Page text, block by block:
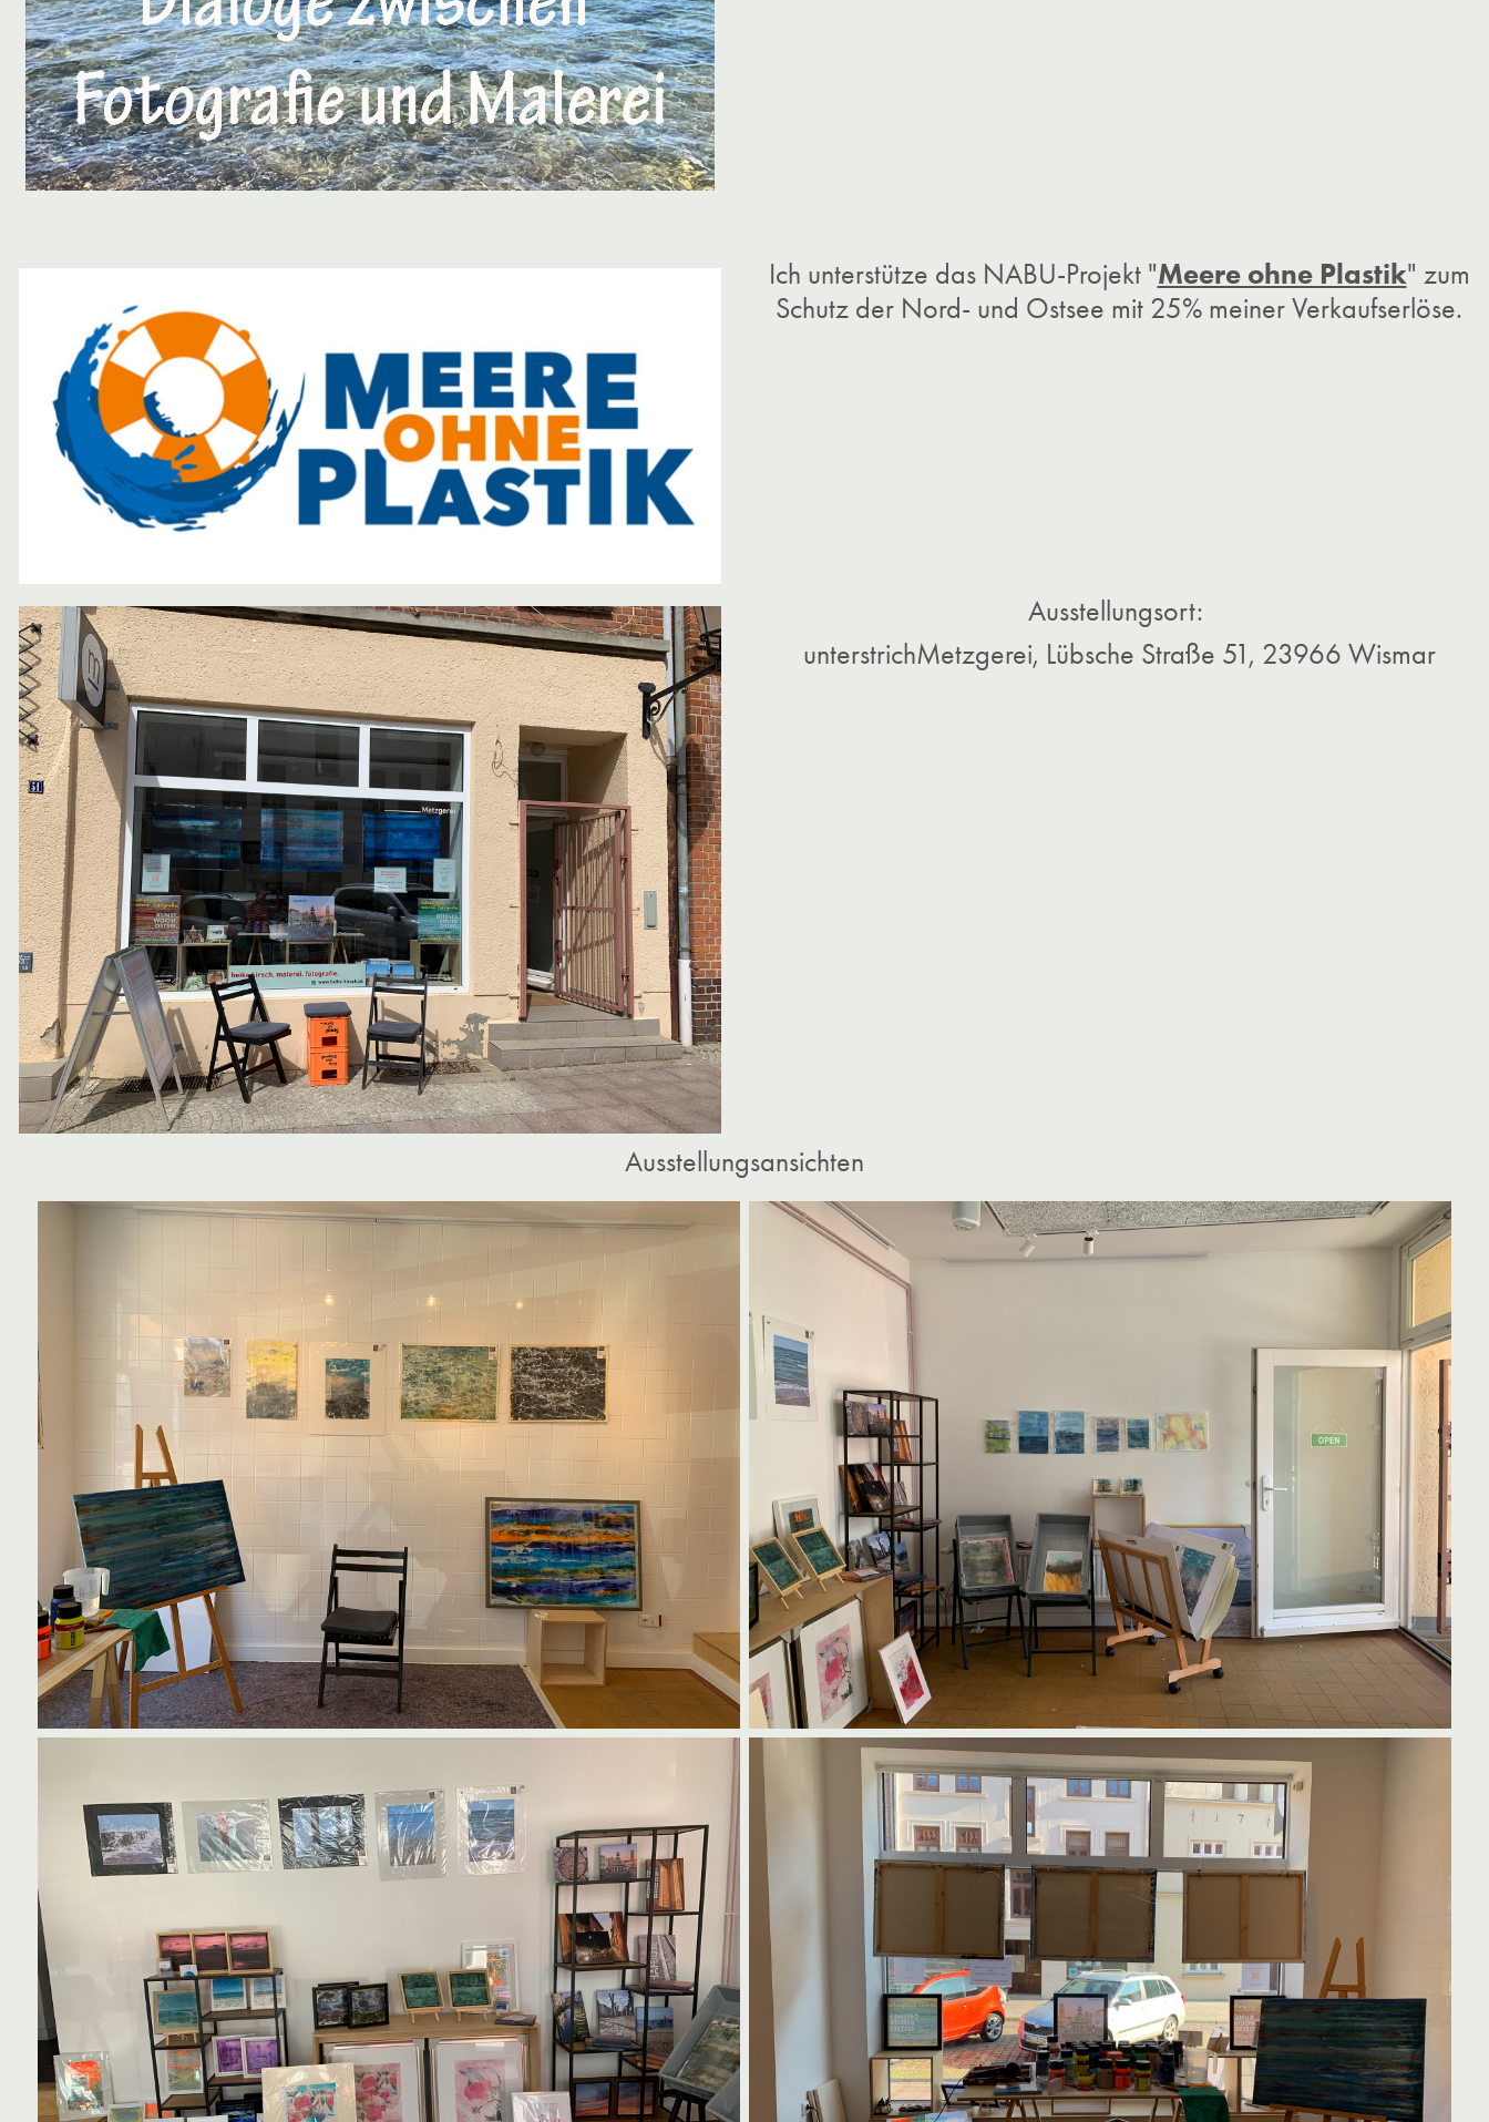
Ich unterstütze das NABU-Projekt "Meere ohne Plastik" zum
Schutz der Nord- und Ostsee mit 25% meiner Verkaufserlöse.
Ausstellungsort:
unterstrichMetzgerei, Lübsche Straße 51, 23966 Wismar​​​​​​​
Ausstellungsansichten